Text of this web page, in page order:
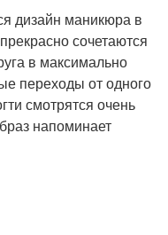
дизайн маникюра в
сочетаются
в максимально
переходы от одного
смотрятся очень
напоминает